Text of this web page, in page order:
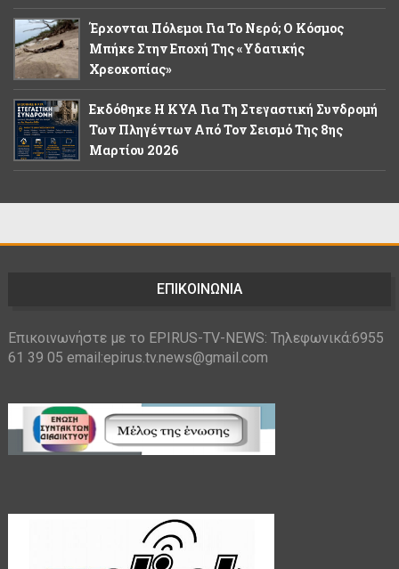
Έρχονται Πόλεμοι Για Το Νερό; Ο Κόσμος
Μπήκε Στην Εποχή Της «υδατικής
Χρεοκοπίας»
Εκδόθηκε Η ΚΥΑ Για Τη Στεγαστική Συνδρομή
Των Πληγέντων Από Τον Σεισμό Της 8ης
Μαρτίου 2026
ΕΠΙΚΟΙΝΩΝΙΑ
Επικοινωνήστε με το EPIRUS-TV-NEWS: Τηλεφωνικά:6955
61 39 05 email:epirus.tv.news@gmail.com